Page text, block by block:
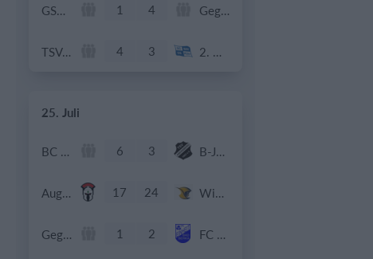
GSV Langenfeld-Wiescheid 1 4 Gegner
TSV Weiß 4 3 2. Herren
25. Juli
BC Uttenhofen 6 3 B-Jugend - SG TSV Abensberg
Augsburg Centurions Seniors 17 24 Wiesbaden Phantoms
Gegner 1 2 FC Einheit Bad Berka - B-Junioren